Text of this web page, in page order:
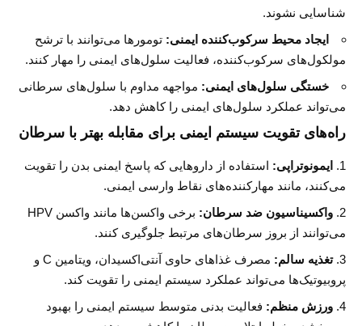
شناسایی نشوند.
ایجاد محیط سرکوب‌کننده ایمنی: تومورها می‌توانند با ترشح
مولکول‌های سرکوب‌کننده، فعالیت سلول‌های ایمنی را مهار کنند.
خستگی سلول‌های ایمنی: مواجهه مداوم با سلول‌های سرطانی
می‌تواند عملکرد سلول‌های ایمنی را کاهش دهد.
راه‌های تقویت سیستم ایمنی برای مقابله بهتر با سرطان
ایمونوتراپی: استفاده از داروهایی که پاسخ ایمنی بدن را تقویت
می‌کنند، مانند مهارکننده‌های نقاط وارسی ایمنی.
واکسیناسیون ضد سرطان:
برخی واکسن‌ها مانند واکسن HPV
می‌توانند از بروز سرطان‌های مرتبط جلوگیری کنند.
تغذیه سالم:
مصرف غذاهای حاوی آنتی‌اکسیدان، ویتامین C و
پروبیوتیک‌ها می‌تواند عملکرد سیستم ایمنی را تقویت کند.
ورزش منظم: فعالیت بدنی متوسط سیستم ایمنی را بهبود